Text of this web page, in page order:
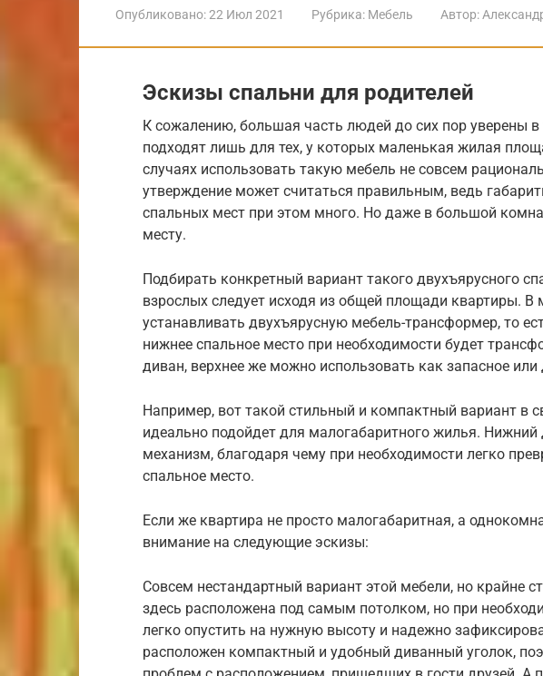
Опубликовано:22 Июл 2021 Рубрика: Мебель Автор:
Эскизы спальни для родителей
К сожалению, большая часть людей до сих пор уверены в
подходят лишь для тех, у которых маленькая жилая
случаях использовать такую мебель не совсем
утверждение может считаться правильным, ведь
спальных мест при этом много. Но даже в большой
месту.
Подбирать конкретный вариант такого двухъярусного
взрослых следует исходя из общей площади квартиры. В
устанавливать двухъярусную мебель-трансформер, то
нижнее спальное место при необходимости будет
диван, верхнее же можно использовать как запасное или
Например, вот такой стильный и компактный вариант в
идеально подойдет для малогабаритного жилья.
механизм, благодаря чему при необходимости легко
спальное место.
Если же квартира не просто малогабаритная, а
внимание на следующие эскизы:
Совсем нестандартный вариант этой мебели, но крайне
здесь расположена под самым потолком, но при
легко опустить на нужную высоту и надежно
расположен компактный и удобный диванный уголок,